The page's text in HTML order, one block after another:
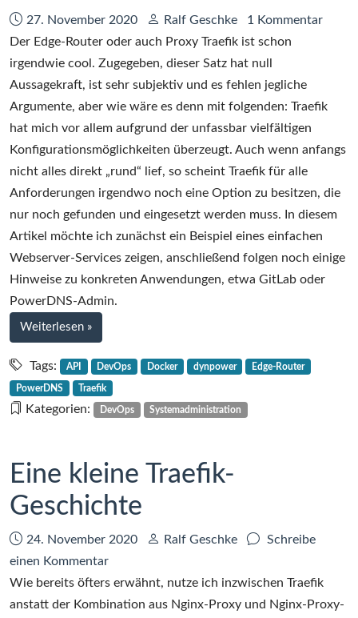
Datum:
27. November 2020 Autor:
Ralf Geschke
1 Kommentar
Der Edge-Router oder auch Proxy Traefik ist schon
irgendwie cool. Zugegeben, dieser Satz hat null
Aussagekraft, ist sehr subjektiv und es fehlen jegliche
Argumente, aber wie wäre es denn mit folgenden: Traefik
hat mich vor allem aufgrund der unfassbar vielfältigen
Konfigurationsmöglichkeiten überzeugt. Auch wenn anfangs
nicht alles direkt „rund“ lief, so scheint Traefik für alle
Anforderungen irgendwo noch eine Option zu besitzen, die
nur noch gefunden und eingesetzt werden muss. In diesem
Artikel möchte ich zunächst ein Beispiel eines einfachen
Webserver-Services zeigen, anschließend folgen noch einige
Hinweise zu konkreten Anwendungen, etwa GitLab oder
PowerDNS-Admin.
Weiterlesen bei
Ein
Webserver(-
Service)
mit
ein
paar
Tipps
am
Rande
»
Tags: API DevOps Docker dynpower Edge-Router
PowerDNS Traefik
Kategorien: DevOps Systemadministration
Eine kleine Traefik-
Geschichte
Datum:
24. November 2020 Autor:
Ralf Geschke
Schreibe
einen Kommentarzu
Eine
kleine
Wie bereits öfters erwähnt, nutze ich inzwischen Traefik
anstatt der Kombination aus Nginx-Proxy und Nginx-Proxy-